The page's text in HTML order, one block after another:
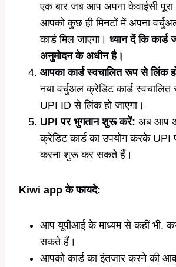
एक बार जब आप अपना केवाईसी
आपको कुछ ही मिनटों में अपना
कार्ड मिल जाएगा। ध्यान दें कि कार्ड
अनुमोदन के अधीन है।
आपका कार्ड स्वचालित रूप से लिंक
नया वर्चुअल क्रेडिट कार्ड
UPI ID से लिंक हो जाएगा।
UPI पर भुगतान शुरू करें: अब आप
क्रेडिट कार्ड का उपयोग करके UPI
करना शुरू कर सकते हैं।
Kiwi app के फायदे:
आप यूपीआई के माध्यम से कहीं भी,
सकते हैं।
आपको कार्ड का इंतजार करने की